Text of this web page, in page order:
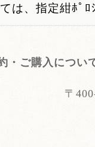
は、指定紺ﾎﾟ
・ご購入につい
〒